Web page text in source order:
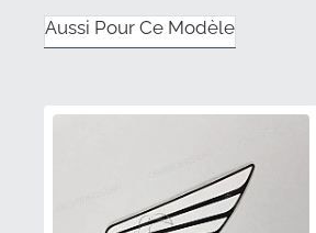
Aussi Pour Ce Modèle